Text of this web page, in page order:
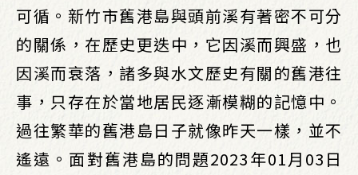
可循。新竹市舊港島與頭前溪有著密不可分
的關係，在歷史更迭中，它因溪而興盛，也
因溪而衰落，諸多與水文歷史有關的舊港往
事，只存在於當地居民逐漸模糊的記憶中。
過往繁華的舊港島日子就像昨天一樣，並不
遙遠。面對舊港島的問題2023年01月03日